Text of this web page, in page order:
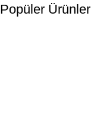
Popüler Ürünler